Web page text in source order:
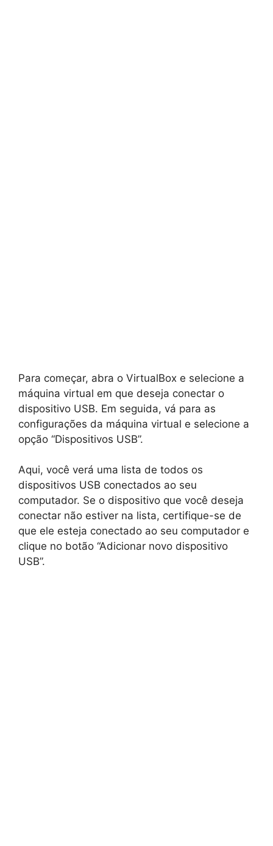
Para começar, abra o VirtualBox e selecione a
máquina virtual em que deseja conectar o
dispositivo USB. Em seguida, vá para as
configurações da máquina virtual e selecione a
opção “Dispositivos USB”.
Aqui, você verá uma lista de todos os
dispositivos USB conectados ao seu
computador. Se o dispositivo que você deseja
conectar não estiver na lista, certifique-se de
que ele esteja conectado ao seu computador e
clique no botão “Adicionar novo dispositivo
USB”.